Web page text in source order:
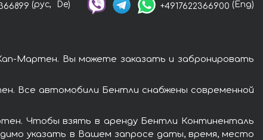
(рус, De) +4917622366900 (Eng)
Мартен. Вы можете заказать и забронировать
Все автомобили Бентли снабжены современной
Чтобы взять в аренду Бентли Континенталь
указать в Вашем запросе даты, время, место